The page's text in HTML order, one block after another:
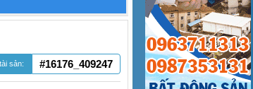
sản: #16176_409247